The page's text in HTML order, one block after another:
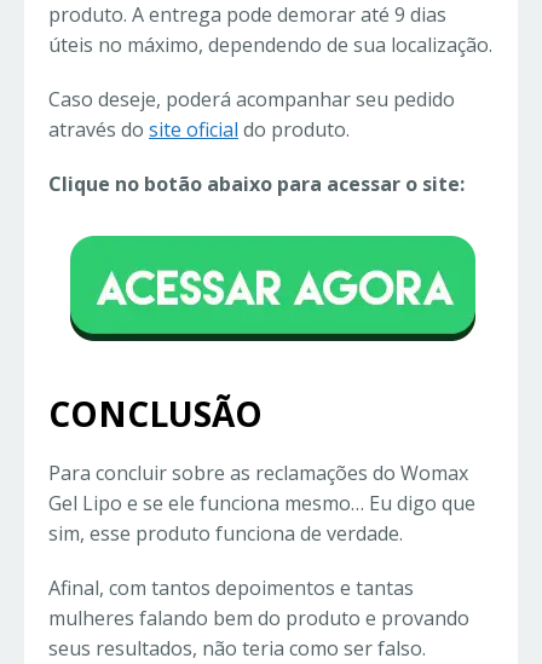
produto. A entrega pode demorar até 9 dias
úteis no máximo, dependendo de sua localização.
Caso deseje, poderá acompanhar seu pedido
através do site oficial do produto.
Clique no botão abaixo para acessar o site:
CONCLUSÃO
Para concluir sobre as reclamações do Womax
Gel Lipo e se ele funciona mesmo… Eu digo que
sim, esse produto funciona de verdade.
Afinal, com tantos depoimentos e tantas
mulheres falando bem do produto e provando
seus resultados, não teria como ser falso.